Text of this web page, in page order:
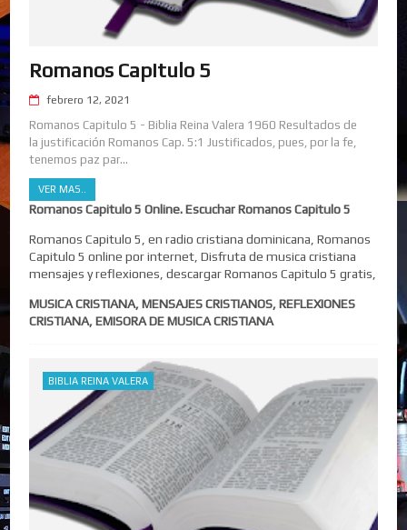
Romanos Capitulo 5
febrero 12, 2021
Romanos Capitulo 5 - Biblia Reina Valera 1960 Resultados de
la justificación Romanos Cap. 5:1 Justificados, pues, por la fe,
tenemos paz par...
VER MAS..
Romanos Capitulo 5 Online. Escuchar Romanos Capitulo 5
Romanos Capitulo 5, en radio cristiana dominicana, Romanos
Capitulo 5 online por internet, Disfruta de musica cristiana
mensajes y reflexiones, descargar Romanos Capitulo 5 gratis,
MUSICA CRISTIANA, MENSAJES CRISTIANOS, REFLEXIONES
CRISTIANA, EMISORA DE MUSICA CRISTIANA
BIBLIA REINA VALERA